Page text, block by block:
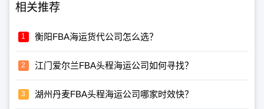
相关推荐
衡阳FBA海运货代公司怎么选？
江门爱尔兰FBA头程海运公司如何寻找？
湖州丹麦FBA头程海运公司哪家时效快？